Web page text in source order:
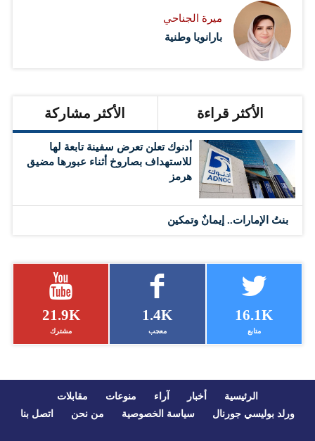
ميرة الجناحي
بارانويا وطنية
الأكثر قراءة الأكثر مشاركة
أدنوك تعلن تعرض سفينة تابعة لها
للاستهداف بصاروخ أثناء عبورها مضيق
هرمز
بنتُ الإمارات.. إيمانٌ وتمكين
21.9K
مشترك
1.4K
معجب
16.1K
متابع
الرئيسية أخبار آراء منوعات
مقابلات
ورلد بوليسي جورنال
سياسة الخصوصية من نحن اتصل بنا